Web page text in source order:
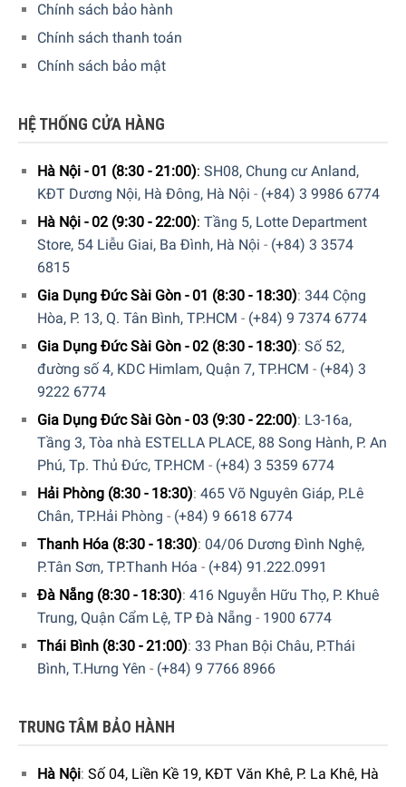
lựa chọn tốt nhất cho kết quả nấu nướng hoàn hảo.
Lò hấp kèm nướng Miele DGC 7540 giúp bạn linh hoạt trong
việc chế biến món ăn với nguyên tắc hoạt động 3 trong 1
Tích hợp nhiều chương trình nấu tự động
Một trong những vấn đề gặp phải của những người nấu ăn
không chuyên đó là chọn lựa được quy trình, nhiệt độ phù
hợp cho từng loại thực phẩm. Để giúp người sử dụng có
được các món ăn như ý, lò hấp kèm nướng Miele DGC
7540 đã tích hợp sẵn các chương trình tự động. Bạn không
phải chọn nhiệt độ hoặc thời lượng – thiết bị của bạn sẽ
đảm nhận mọi thứ để giúp quá trình nấu ăn của bạn dễ
dàng hơn.Đối với nhiều loại thực phẩm, có thể điều chỉnh
mức độ nấu chín hoặc mức độ vàng giòn cho lớp ngoài
của món ăn.
Chính sách bảo hành
Chính sách thanh toán
Chính sách bảo mật
HỆ THỐNG CỬA HÀNG
Hà Nội - 01 (8:30 - 21:00): SH08, Chung cư Anland,
KĐT Dương Nội, Hà Đông, Hà Nội - (+84) 3 9986 6774
Hà Nội - 02 (9:30 - 22:00): Tầng 5, Lotte Department
Store, 54 Liễu Giai, Ba Đình, Hà Nội - (+84) 3 3574
6815
Gia Dụng Đức Sài Gòn - 01 (8:30 - 18:30): 344 Cộng
Hòa, P. 13, Q. Tân Bình, TP.HCM - (+84) 9 7374 6774
Gia Dụng Đức Sài Gòn - 02 (8:30 - 18:30): Số 52,
đường số 4, KDC Himlam, Quận 7, TP.HCM - (+84) 3
9222 6774
Gia Dụng Đức Sài Gòn - 03 (9:30 - 22:00): L3-16a,
Tầng 3, Tòa nhà ESTELLA PLACE, 88 Song Hành, P. An
Phú, Tp. Thủ Đức, TP.HCM - (+84) 3 5359 6774
Hải Phòng (8:30 - 18:30): 465 Võ Nguyên Giáp, P.Lê
Chân, TP.Hải Phòng - (+84) 9 6618 6774
Thanh Hóa (8:30 - 18:30): 04/06 Dương Đình Nghệ,
P.Tân Sơn, TP.Thanh Hóa - (+84) 91.222.0991
Đà Nẵng (8:30 - 18:30): 416 Nguyễn Hữu Thọ, P. Khuê
Trung, Quận Cẩm Lệ, TP Đà Nẵng - 1900 6774
Thái Bình (8:30 - 21:00): 33 Phan Bội Châu, P.Thái
Bình, T.Hưng Yên - (+84) 9 7766 8966
TRUNG TÂM BẢO HÀNH
Hà Nội: Số 04, Liền Kề 19, KĐT Văn Khê, P. La Khê, Hà